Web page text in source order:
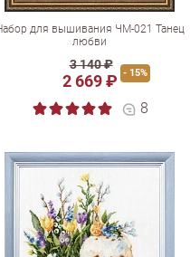
для вышивания ЧМ-021 Танец
любви
3 140 ₽
2 669 ₽ - 15%
8